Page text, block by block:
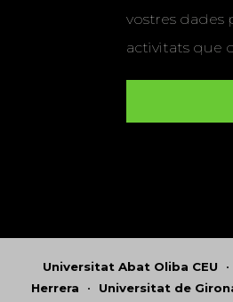
vostres dades
activitats que
Universitat Abat Oliba CEU •
Herrera • Universitat de